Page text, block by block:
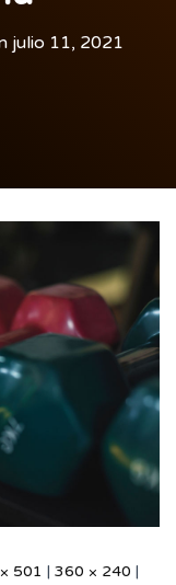
julio 11, 2021
501 | 360 × 240 |